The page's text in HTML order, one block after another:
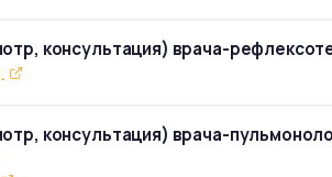
консультация) врача-
консультация) врача-